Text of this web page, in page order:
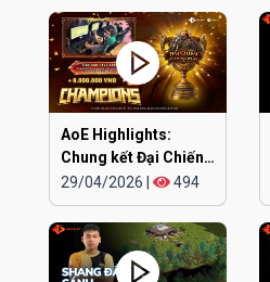
AoE Highlights:
Chung kết Đại Chiến
Clan EGOPLAY
29/04/2026 494